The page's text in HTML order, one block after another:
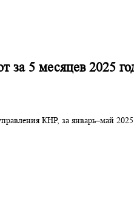
управления КНР, за